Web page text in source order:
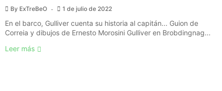
By ExTreBeO 1 de julio de 2022
En el barco, Gulliver cuenta su historia al capitán... Guion de
Correia y dibujos de Ernesto Morosini Gulliver en Brobdingnag...
Leer más